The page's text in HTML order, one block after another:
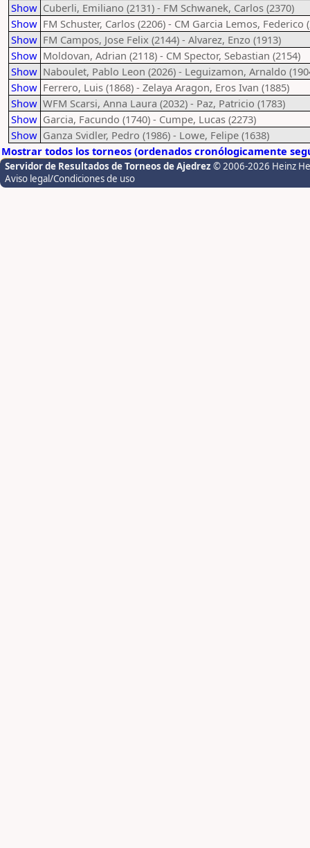
Show Cuberli, Emiliano (2131) - FM Schwanek, Carlos (2370)
Show FM Schuster, Carlos (2206) - CM Garcia Lemos, Federico
Show FM Campos, Jose Felix (2144) - Alvarez, Enzo (1913)
Show Moldovan, Adrian (2118) - CM Spector, Sebastian (2154)
Show Naboulet, Pablo Leon (2026) - Leguizamon, Arnaldo
Show Ferrero, Luis (1868) - Zelaya Aragon, Eros Ivan (1885)
Show WFM Scarsi, Anna Laura (2032) - Paz, Patricio (1783)
Show Garcia, Facundo (1740) - Cumpe, Lucas (2273)
Show Ganza Svidler, Pedro (1986) - Lowe, Felipe (1638)
Mostrar todos los torneos (ordenados cronólogicamente
Servidor de Resultados de Torneos de Ajedrez © 2006-2026 Heinz
Aviso legal/Condiciones de uso